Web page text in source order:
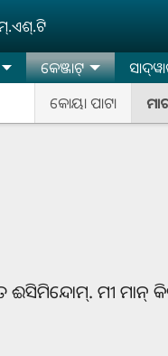
କେଞ୍ଜାଟ୍‌
କୋୟା ପାଟା
ମୀ ମାନ୍